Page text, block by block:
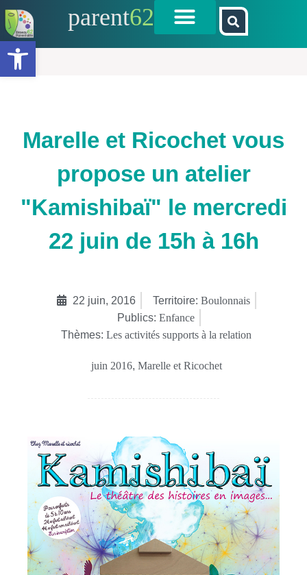
Ouvrir la barre d’outils
parent62
Marelle et Ricochet vous
propose un atelier
"Kamishibaï" le mercredi
22 juin de 15h à 16h
22 juin, 2016 Territoire: Boulonnais
Publics: Enfance
Thèmes: Les activités supports à la relation
juin 2016, Marelle et Ricochet